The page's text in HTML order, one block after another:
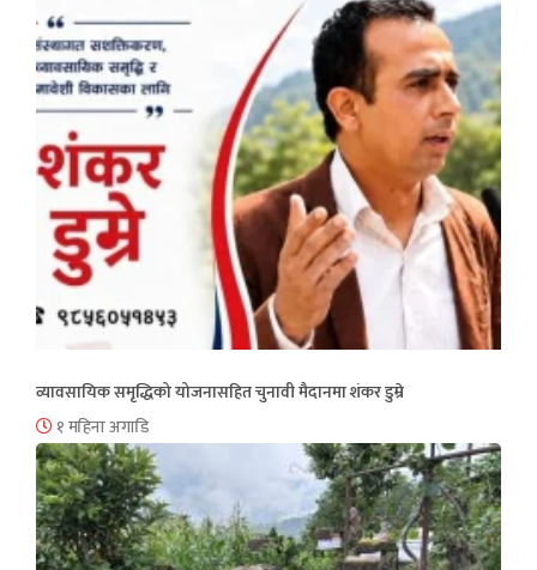
व्यावसायिक समृद्धिको योजनासहित चुनावी मैदानमा शंकर डुम्रे
१ महिना अगाडि